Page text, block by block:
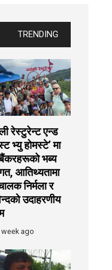
TRENDING
रेस्टुरेन्ट एन्ड
भ्यु होमस्टे’ मा
बैंकरहरूको भब्य
आतिथ्यतामा
निर्मला र
उदाहरणीय
week ago